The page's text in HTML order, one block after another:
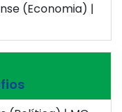
(Economia) |